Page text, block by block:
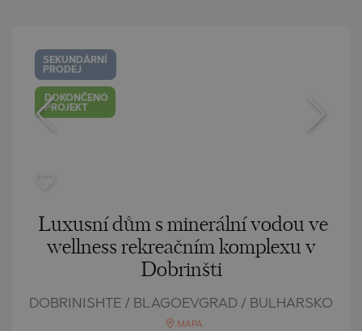
SEKUNDÁRNÍ
PRODEJ
DOKONČENO
PROJEKT
Luxusní dům s minerální vodou ve
wellness rekreačním komplexu v
Dobrinšti
DOBRINISHTE / BLAGOEVGRAD / BULHARSKO
MAPA